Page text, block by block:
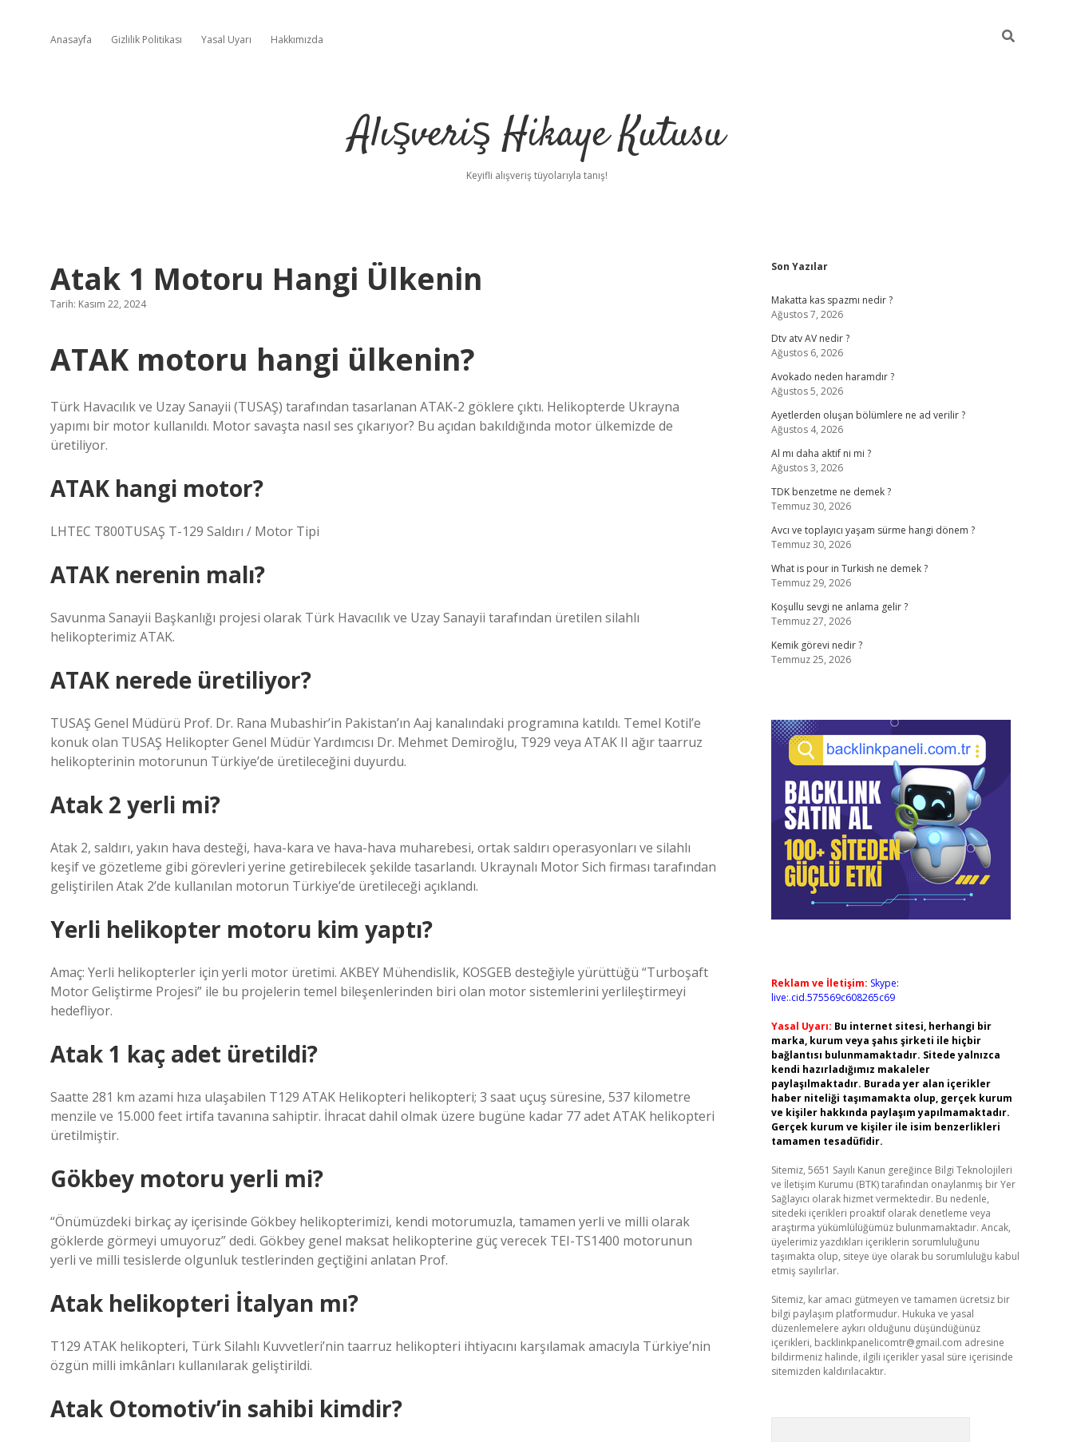
Anasayfa Gizlilik Politikası Yasal Uyarı Hakkımızda
Alışveriş Hikaye Kutusu
Keyifli alışveriş tüyolarıyla tanış!
Atak 1 Motoru Hangi Ülkenin
Tarih: Kasım 22, 2024
ATAK motoru hangi ülkenin?
Türk Havacılık ve Uzay Sanayii (TUSAŞ) tarafından tasarlanan ATAK-2 göklere çıktı. Helikopterde Ukrayna
yapımı bir motor kullanıldı. Motor savaşta nasıl ses çıkarıyor? Bu açıdan bakıldığında motor ülkemizde de
üretiliyor.
ATAK hangi motor?
LHTEC T800TUSAŞ T-129 Saldırı / Motor Tipi
ATAK nerenin malı?
Savunma Sanayii Başkanlığı projesi olarak Türk Havacılık ve Uzay Sanayii tarafından üretilen silahlı
helikopterimiz ATAK.
ATAK nerede üretiliyor?
TUSAŞ Genel Müdürü Prof. Dr. Rana Mubashir’in Pakistan’ın Aaj kanalındaki programına katıldı. Temel Kotil’e
konuk olan TUSAŞ Helikopter Genel Müdür Yardımcısı Dr. Mehmet Demiroğlu, T929 veya ATAK II ağır taarruz
helikopterinin motorunun Türkiye’de üretileceğini duyurdu.
Atak 2 yerli mi?
Atak 2, saldırı, yakın hava desteği, hava-kara ve hava-hava muharebesi, ortak saldırı operasyonları ve silahlı
keşif ve gözetleme gibi görevleri yerine getirebilecek şekilde tasarlandı. Ukraynalı Motor Sich firması tarafından
geliştirilen Atak 2’de kullanılan motorun Türkiye’de üretileceği açıklandı.
Yerli helikopter motoru kim yaptı?
Amaç: Yerli helikopterler için yerli motor üretimi. AKBEY Mühendislik, KOSGEB desteğiyle yürüttüğü “Turboşaft
Motor Geliştirme Projesi” ile bu projelerin temel bileşenlerinden biri olan motor sistemlerini yerlileştirmeyi
hedefliyor.
Atak 1 kaç adet üretildi?
Saatte 281 km azami hıza ulaşabilen T129 ATAK Helikopteri helikopteri; 3 saat uçuş süresine, 537 kilometre
menzile ve 15.000 feet irtifa tavanına sahiptir. İhracat dahil olmak üzere bugüne kadar 77 adet ATAK helikopteri
üretilmiştir.
Gökbey motoru yerli mi?
“Önümüzdeki birkaç ay içerisinde Gökbey helikopterimizi, kendi motorumuzla, tamamen yerli ve milli olarak
göklerde görmeyi umuyoruz” dedi. Gökbey genel maksat helikopterine güç verecek TEI-TS1400 motorunun
yerli ve milli tesislerde olgunluk testlerinden geçtiğini anlatan Prof.
Atak helikopteri İtalyan mı?
T129 ATAK helikopteri, Türk Silahlı Kuvvetleri’nin taarruz helikopteri ihtiyacını karşılamak amacıyla Türkiye’nin
özgün milli imkânları kullanılarak geliştirildi.
Atak Otomotiv’in sahibi kimdir?
Sidebar
Son Yazılar
Makatta kas spazmı nedir ?
Ağustos 7, 2026
Dtv atv AV nedir ?
Ağustos 6, 2026
Avokado neden haramdır ?
Ağustos 5, 2026
Ayetlerden oluşan bölümlere ne ad verilir ?
Ağustos 4, 2026
Al mı daha aktif ni mi ?
Ağustos 3, 2026
TDK benzetme ne demek ?
Temmuz 30, 2026
Avcı ve toplayıcı yaşam sürme hangi dönem ?
Temmuz 30, 2026
What is pour in Turkish ne demek ?
Temmuz 29, 2026
Koşullu sevgi ne anlama gelir ?
Temmuz 27, 2026
Kemik görevi nedir ?
Temmuz 25, 2026
Reklam ve İletişim: Skype:
live:.cid.575569c608265c69
Yasal Uyarı: Bu internet sitesi, herhangi bir
marka, kurum veya şahıs şirketi ile hiçbir
bağlantısı bulunmamaktadır. Sitede yalnızca
kendi hazırladığımız makaleler
paylaşılmaktadır. Burada yer alan içerikler
haber niteliği taşımamakta olup, gerçek kurum
ve kişiler hakkında paylaşım yapılmamaktadır.
Gerçek kurum ve kişiler ile isim benzerlikleri
tamamen tesadüfidir.
Sitemiz, 5651 Sayılı Kanun gereğince Bilgi Teknolojileri
ve İletişim Kurumu (BTK) tarafından onaylanmış bir Yer
Sağlayıcı olarak hizmet vermektedir. Bu nedenle,
sitedeki içerikleri proaktif olarak denetleme veya
araştırma yükümlülüğümüz bulunmamaktadır. Ancak,
üyelerimiz yazdıkları içeriklerin sorumluluğunu
taşımakta olup, siteye üye olarak bu sorumluluğu kabul
etmiş sayılırlar.
Sitemiz, kar amacı gütmeyen ve tamamen ücretsiz bir
bilgi paylaşım platformudur. Hukuka ve yasal
düzenlemelere aykırı olduğunu düşündüğünüz
içerikleri, backlinkpanelicomtr@gmail.com adresine
bildirmeniz halinde, ilgili içerikler yasal süre içerisinde
sitemizden kaldırılacaktır.